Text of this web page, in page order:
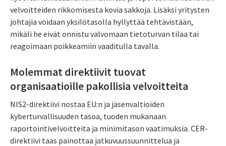
velvoitteiden rikkomisesta kovia sakkoja. Lisäksi yritysten
johtajia voidaan yksilötasolla hyllyttää tehtävistään,
mikäli he eivät onnistu valvomaan tietoturvan tilaa tai
reagoimaan poikkeamiin vaaditulla tavalla.
Molemmat direktiivit tuovat
organisaatioille pakollisia velvoitteita
NIS2-direktiivi nostaa EU:n ja jäsenvaltioiden
kyberturvallisuuden tasoa, tuoden mukanaan
raportointivelvoitteita ja minimitason vaatimuksia. CER-
direktiivi taas painottaa jatkuvuussuunnittelua ja